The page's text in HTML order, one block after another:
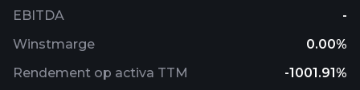
EBITDA
-
Winstmarge
0.00%
Rendement op activa TTM
-1001.91%